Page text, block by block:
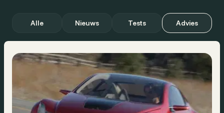
Alle Nieuws Tests Advies